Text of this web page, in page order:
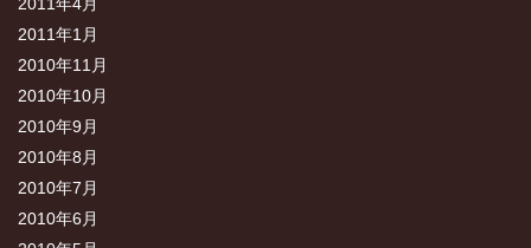
2011年1月
2010年11月
2010年10月
2010年9月
2010年8月
2010年7月
2010年6月